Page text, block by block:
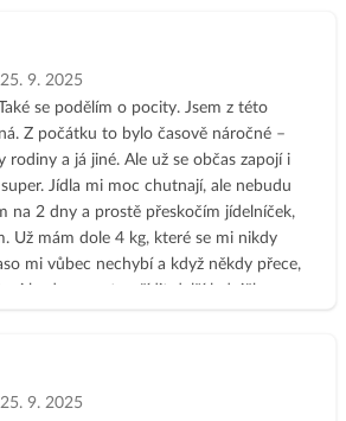
25. 9. 2025
se podělím o pocity. Jsem z této
Z počátku to bylo časově náročné –
rodiny a já jiné. Ale už se občas zapojí i
Jídla mi moc chutnají, ale nebudu
na 2 dny a prostě přeskočím jídelníček,
Už mám dole 4 kg, které se mi nikdy
mi vůbec nechybí a když někdy přece,
že jsi mi vstoupila do života!
25. 9. 2025